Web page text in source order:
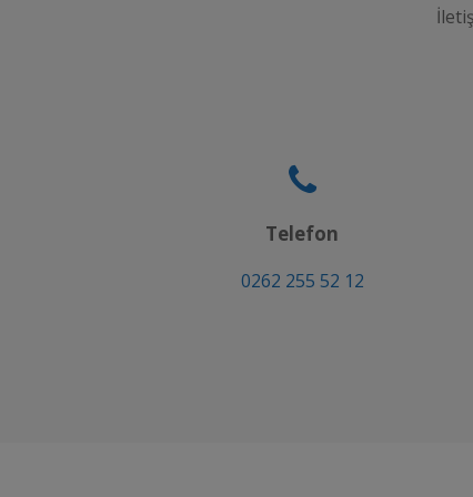
Telefon
0262 255 52 12